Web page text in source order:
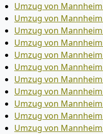
Umzug von
Umzug von
Umzug von
Umzug von
Umzug von
Umzug von
Umzug von
Umzug von
Umzug von
Umzug von
Umzug von